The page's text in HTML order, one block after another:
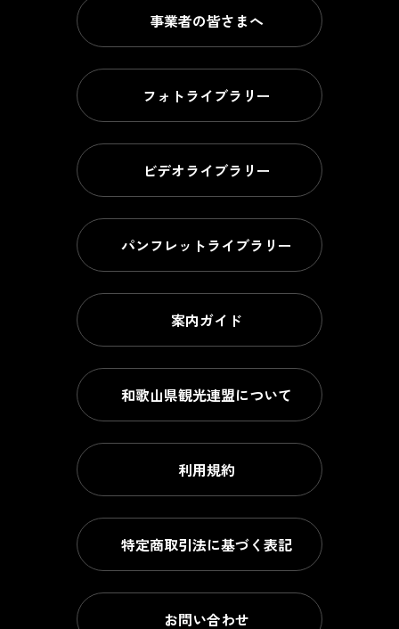
事業者の皆さまへ
フォトライブラリー
ビデオライブラリー
パンフレットライブラリー
案内ガイド
和歌山県観光連盟について
利用規約
特定商取引法に基づく表記
お問い合わせ